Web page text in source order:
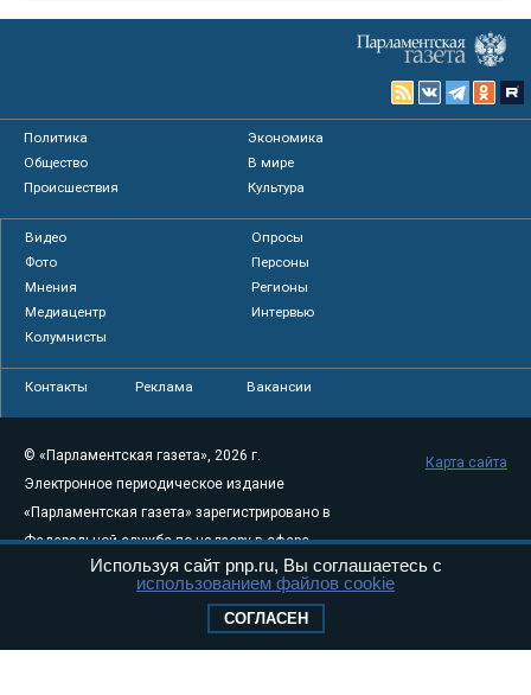
Политика
Экономика
Общество
В мире
Происшествия
Культура
Видео
Опросы
Фото
Персоны
Мнения
Регионы
Медиацентр
Интервью
Колумнисты
Контакты Реклама Вакансии
© «Парламентская газета», 2026 г.
Электронное периодическое издание
«Парламентская газета» зарегистрировано в
Федеральной службе по надзору в сфере
связи, информационных технологий и
массовых коммуникаций (Роскомнадзор) 05
Свидетельство о регистрации Эл № ФС77-
Карта сайта
Используя сайт pnp.ru, Вы соглашаетесь с
использованием файлов cookie
СОГЛАСЕН